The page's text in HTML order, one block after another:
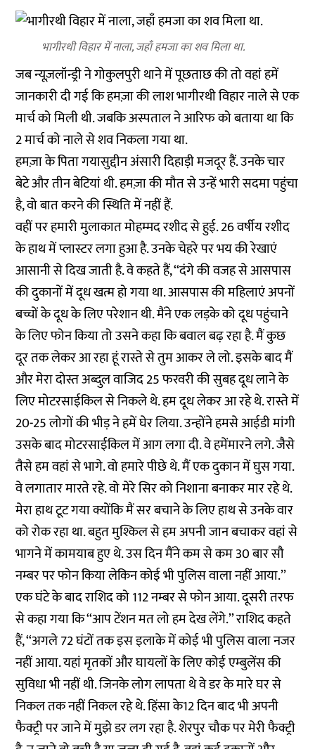
भागीरथी विहार में नाला, जहाँ हमजा का शव मिला था.
जब न्यूज़लॉन्ड्री ने गोकुलपुरी थाने में पूछताछ की तो वहां हमें
जानकारी दी गई कि हमज़ा की लाश भागीरथी विहार नाले से एक
मार्च को मिली थी. जबकि अस्पताल ने आरिफ को बताया था कि
2 मार्च को नाले से शव निकला गया था.
हमज़ा के पिता गयासुद्दीन अंसारी दिहाड़ी मजदूर हैं. उनके चार
बेटे और तीन बेटियां थी. हमज़ा की मौत से उन्हें भारी सदमा पहुंचा
है, वो बात करने की स्थिति में नहीं हैं.
वहीं पर हमारी मुलाकात मोहम्मद रशीद से हुई. 26 वर्षीय रशीद
के हाथ में प्लास्टर लगा हुआ है. उनके चेहरे पर भय की रेखाएं
आसानी से दिख जाती है. वे कहते हैं, ‘‘दंगे की वजह से आसपास
की दुकानों में दूध खत्म हो गया था. आसपास की महिलाएं अपनों
बच्चों के दूध के लिए परेशान थी. मैंने एक लड़के को दूध पहुंचाने
के लिए फोन किया तो उसने कहा कि बवाल बढ़ रहा है. मैं कुछ
दूर तक लेकर आ रहा हूं रास्ते से तुम आकर ले लो. इसके बाद मैं
और मेरा दोस्त अब्दुल वाजिद 25 फरवरी की सुबह दूध लाने के
लिए मोटरसाईकिल से निकले थे. हम दूध लेकर आ रहे थे. रास्ते में
20-25 लोगों की भीड़ ने हमें घेर लिया. उन्होंने हमसे आईडी मांगी
उसके बाद मोटरसाईकिल में आग लगा दी. वे हमेंमारने लगे. जैसे
तैसे हम वहां से भागे. वो हमारे पीछे थे. मैं एक दुकान में घुस गया.
वे लगातार मारते रहे. वो मेरे सिर को निशाना बनाकर मार रहे थे.
मेरा हाथ टूट गया क्योंकि मैं सर बचाने के लिए हाथ से उनके वार
को रोक रहा था. बहुत मुश्किल से हम अपनी जान बचाकर वहां से
भागने में कामयाब हुए थे. उस दिन मैंने कम से कम 30 बार सौ
नम्बर पर फोन किया लेकिन कोई भी पुलिस वाला नहीं आया.’’
एक घंटे के बाद राशिद को 112 नम्बर से फोन आया. दूसरी तरफ
से कहा गया कि ‘‘आप टेंशन मत लो हम देख लेंगे.’’ राशिद कहते
हैं, ‘‘अगले 72 घंटों तक इस इलाके में कोई भी पुलिस वाला नजर
नहीं आया. यहां मृतकों और घायलों के लिए कोई एम्बुलेंस की
सुविधा भी नहीं थी. जिनके लोग लापता थे वे डर के मारे घर से
निकल तक नहीं निकल रहे थे. हिंसा के12 दिन बाद भी अपनी
फैक्ट्री पर जाने में मुझे डर लग रहा है. शेरपुर चौक पर मेरी फैक्ट्री